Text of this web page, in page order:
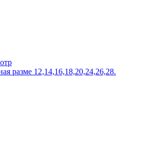
разме 12,14,16,18,20,24,26,28.